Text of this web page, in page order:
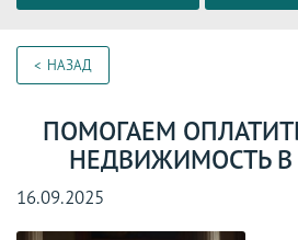
НАЗАД
ПОМОГАЕМ
НЕДВИЖИМОСТЬ В
16.09.2025